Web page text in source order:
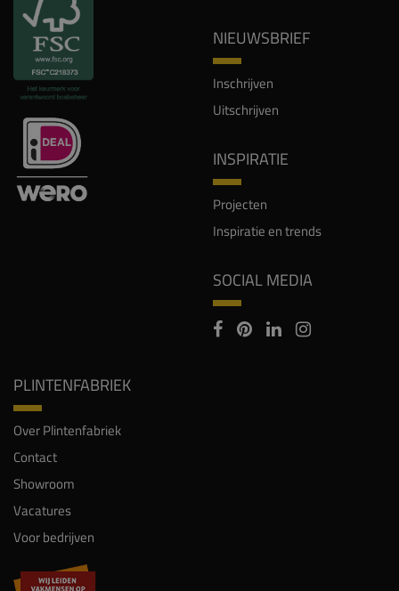
NIEUWSBRIEF
Inschrijven
Uitschrijven
INSPIRATIE
Projecten
Inspiratie en trends
SOCIAL MEDIA
PLINTENFABRIEK
Over Plintenfabriek
Contact
Showroom
Vacatures
Voor bedrijven